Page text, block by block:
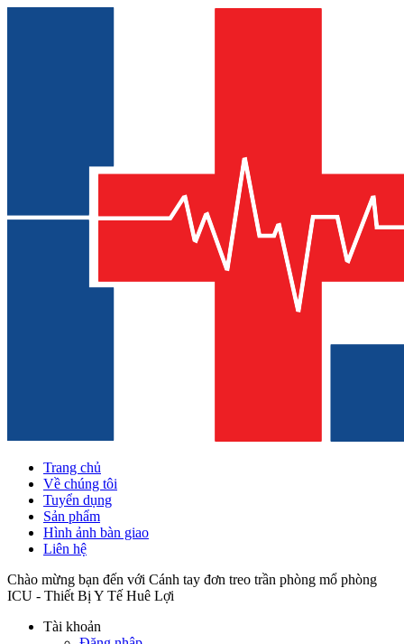
Trang chủ
Về chúng tôi
Tuyển dụng
Sản phẩm
Hình ảnh bàn giao
Liên hệ
Chào mừng bạn đến với Cánh tay đơn treo trần phòng mổ phòng
ICU - Thiết Bị Y Tế Huê Lợi
Tài khoản